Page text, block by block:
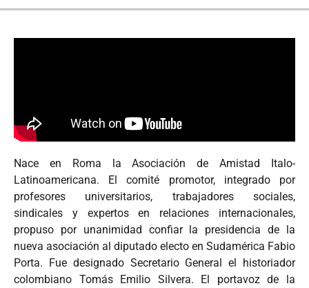
Nace en Roma la Asociación de Amistad Italo-
Latinoamericana. El comité promotor, integrado por
profesores universitarios, trabajadores sociales,
sindicales y expertos en relaciones internacionales,
propuso por unanimidad confiar la presidencia de la
nueva asociación al diputado electo en Sudamérica Fabio
Porta. Fue designado Secretario General el historiador
colombiano Tomás Emilio Silvera. El portavoz de la